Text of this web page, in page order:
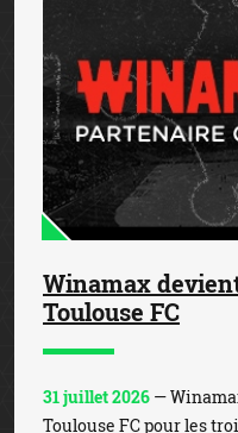
Winamax
Toulouse FC
31 juillet 2026 —
Toulouse FC pour les